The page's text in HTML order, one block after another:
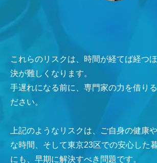
これらのリスクは、時間が経てば経つ
決が難しくなります。
手遅れになる前に、専門家の力を借り
ださい。
上記のようなリスクは、ご自身の健康
な時間、そして東京23区での安心した
にも、早期に解決すべき問題です。